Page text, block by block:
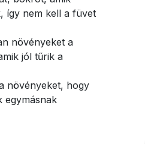
így nem kell a füvet
növényeket a
jól tűrik a
növényeket, hogy
egymásnak